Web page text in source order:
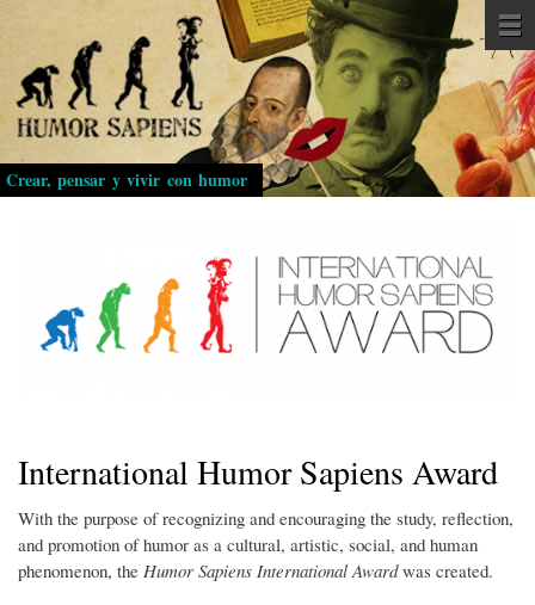
Pasar
al
contenido
principal
Crear, pensar y vivir con humor
International Humor Sapiens Award
With the purpose of recognizing and encouraging the study, reflection,
and promotion of humor as a cultural, artistic, social, and human
phenomenon, the Humor Sapiens International Awardwas created.